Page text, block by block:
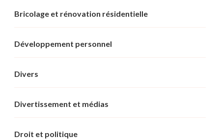
Bricolage et rénovation résidentielle
Développement personnel
Divers
Divertissement et médias
Droit et politique